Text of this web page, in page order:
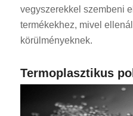
vegyszerekkel szembeni
termékekhez, mivel
körülményeknek.
Termoplasztikus